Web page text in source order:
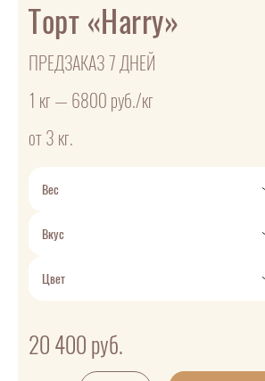
Торт «Harry»
ПРЕДЗАКАЗ 7 ДНЕЙ
1 кг — 6800 руб./кг
от 3 кг.
Вес
Вкус
Цвет
20 400 руб.